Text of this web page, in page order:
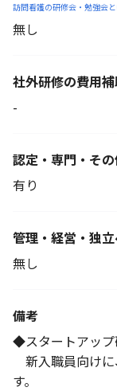
訪問看護の研修会・勉強会と
無し
社外研修の費用
-
認定・専門・そ
有り
管理・経営・独
無し
備考
◆スタートアッ
新入職員向け
す。